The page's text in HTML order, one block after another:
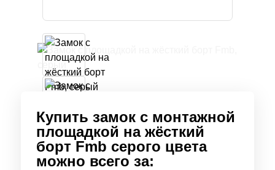
Купить замок c монтажной
площадкой на жёсткий
борт Fmb серого цвета
можно всего за: